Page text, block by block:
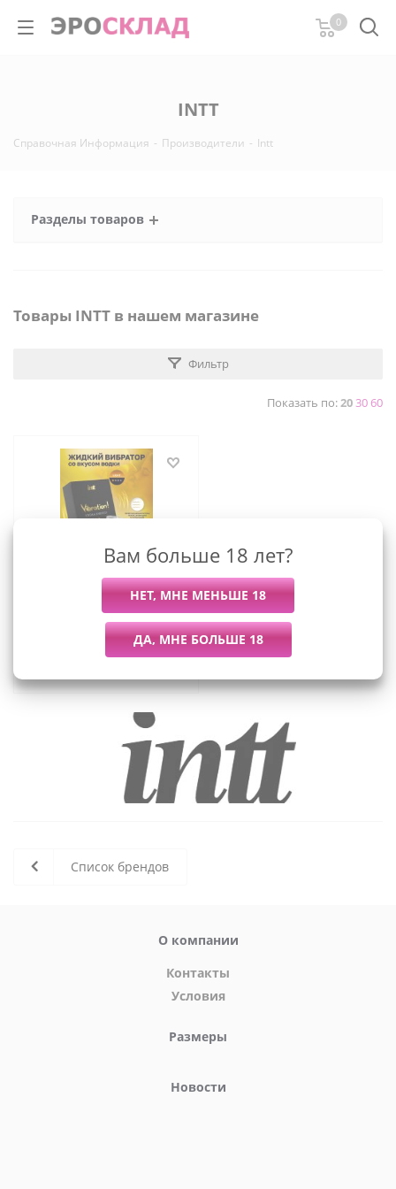
0
INTT
Справочная Информация - Производители - Intt
Разделы товаров
Товары INTT в нашем магазине
Фильтр
Показать по:203060
Intt Vibration Vodka -
Жидкий интимный гель с
эффектом вибрации
Водка, 15 мл
руб./шт
Список брендов
О компании
Контакты
Условия
Размеры
Новости
Вам больше 18 лет?